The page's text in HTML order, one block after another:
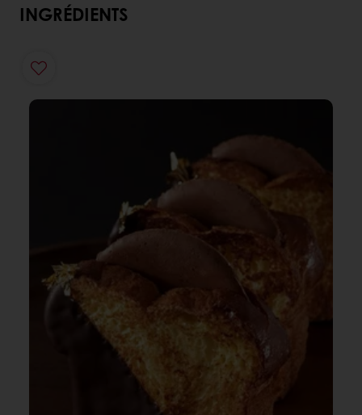
INGRÉDIENTS